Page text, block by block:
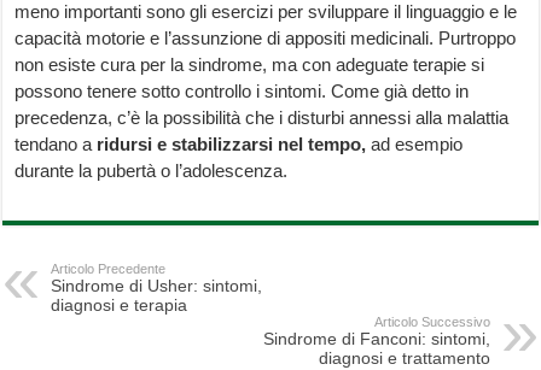
meno importanti sono gli esercizi per sviluppare il linguaggio e le
capacità motorie e l’assunzione di appositi medicinali. Purtroppo
non esiste cura per la sindrome, ma con adeguate terapie si
possono tenere sotto controllo i sintomi. Come già detto in
precedenza, c’è la possibilità che i disturbi annessi alla malattia
tendano a ridursi e stabilizzarsi nel tempo, ad esempio
durante la pubertà o l’adolescenza.
Articolo Precedente
Sindrome di Usher: sintomi,
diagnosi e terapia
Articolo Successivo
Sindrome di Fanconi: sintomi,
diagnosi e trattamento